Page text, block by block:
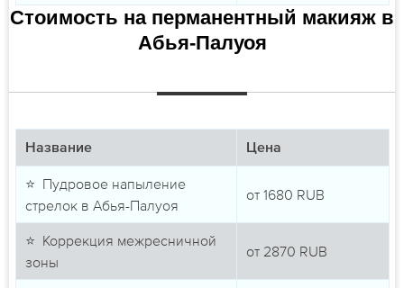
Стоимость на перманентный макияж в
Абья-Палуоя
Название Цена
⭐ Пудровое напыление
стрелок в Абья-Палуоя
от 1680 RUB
⭐ Коррекция межресничной
зоны
от 2870 RUB